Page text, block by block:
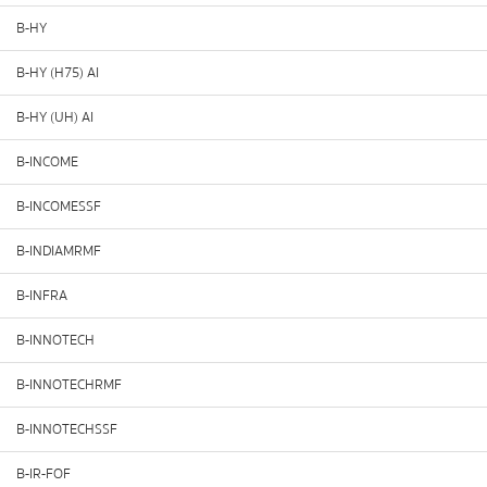
B-HY
B-HY (H75) AI
B-HY (UH) AI
B-INCOME
B-INCOMESSF
B-INDIAMRMF
B-INFRA
B-INNOTECH
B-INNOTECHRMF
B-INNOTECHSSF
B-IR-FOF